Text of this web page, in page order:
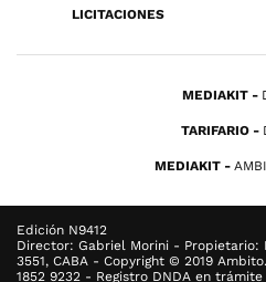
LICITACIONES
MEDIAKIT
TARIFARIO
MEDIAKIT
Edición N9412
Director: Gabriel Morini - Propietario:
3551, CABA - Copyright © 2019
1852 9232 - Registro DNDA en